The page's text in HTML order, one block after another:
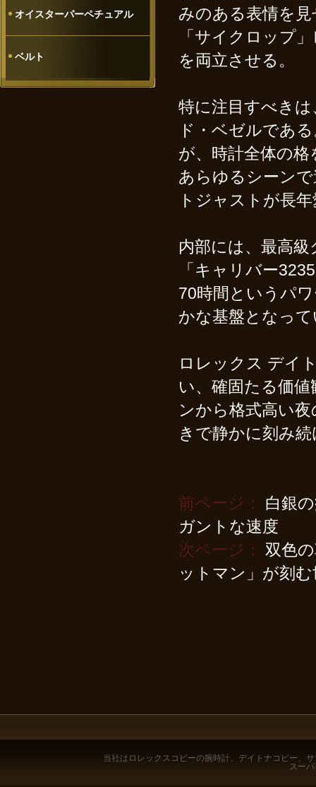
オイスターパーペチュアル
ベルト
みのある表情を
「サイクロップ
を両立させる。
特に注目すべき
ド・ベゼルであ
が、時計全体の
あらゆるシーン
トジャストが長
内部には、最高
「キャリバー
70時間というパ
かな基盤となっ
ロレックス デイ
い、確固たる価
ンから格式高い
きで静かに刻み
前ページ：
白銀
ガントな速度
次ページ：
双色
ットマン」が刻
当社は ロレックスコピーの腕時計、 デイトナコピー、
スー